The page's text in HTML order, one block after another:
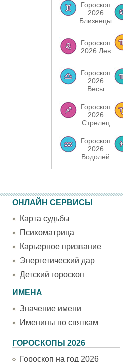
Гороскоп
2026
Близнецы
Гороскоп
2026 Лев
Гороскоп
2026
Весы
Гороскоп
2026
Стрелец
Гороскоп
2026
Водолей
ОНЛАЙН СЕРВИСЫ
Карта судьбы
Психоматрица
Карьерное призвание
Энергетический дар
Детский гороскоп
ИМЕНА
Значение имени
Именины по святкам
ГОРОСКОПЫ 2026
Гороскоп на год 2026